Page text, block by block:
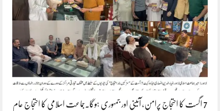
7 اگست کا احتجاج پرامن، آئینی اور جمہوری ہوگا۔جماعت اسلامی کا احتجاج عام